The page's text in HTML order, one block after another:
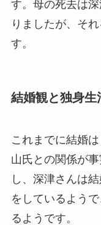
す。母の死去は
りましたが、そ
す。
結婚観と独身生
これまでに結婚
山氏との関係が
し、深津さんは
をしているよう
るようです。